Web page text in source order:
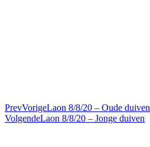
PrevVorigeLaon 8/8/20 – Oude duiven
VolgendeLaon 8/8/20 – Jonge duiven